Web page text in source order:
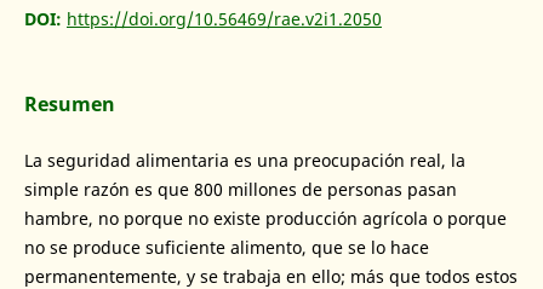
DOI: https://doi.org/10.56469/rae.v2i1.2050
Resumen
La seguridad alimentaria es una preocupación real, la
simple razón es que 800 millones de personas pasan
hambre, no porque no existe producción agrícola o porque
no se produce suficiente alimento, que se lo hace
permanentemente, y se trabaja en ello; más que todos estos